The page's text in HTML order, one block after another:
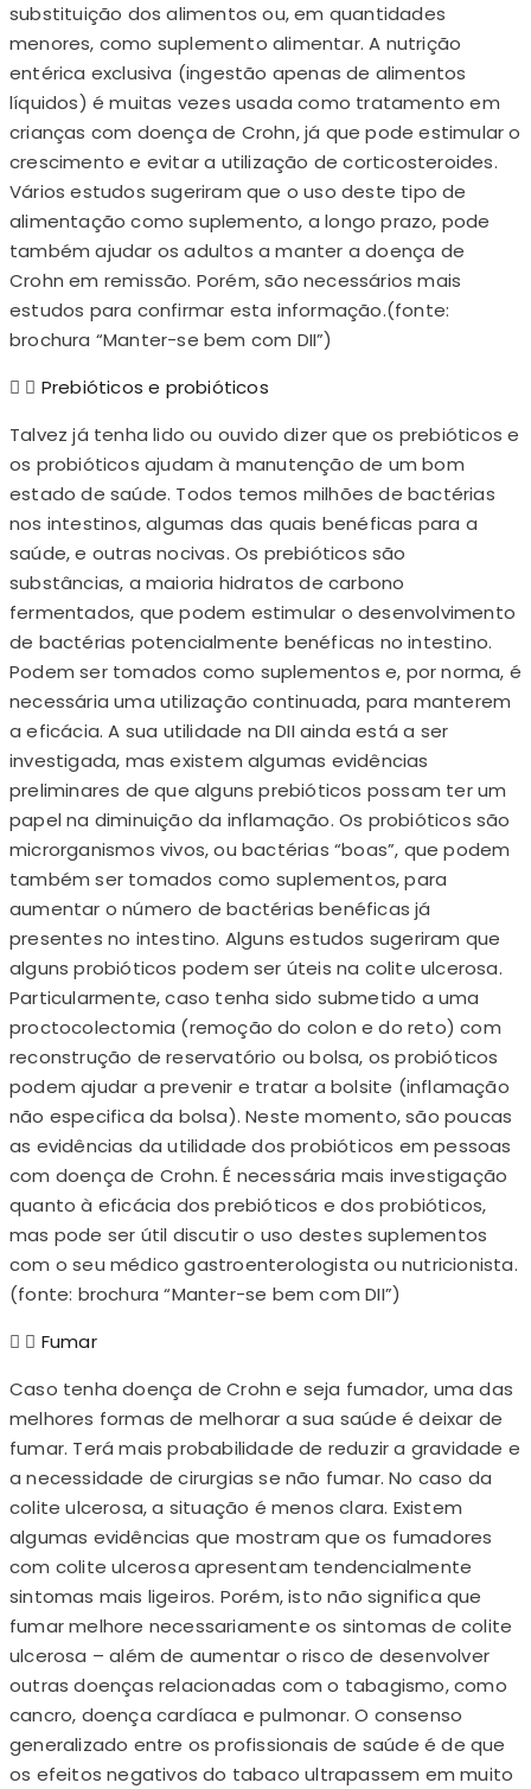
substituição dos alimentos ou, em quantidades
menores, como suplemento alimentar. A nutrição
entérica exclusiva (ingestão apenas de alimentos
líquidos) é muitas vezes usada como tratamento em
crianças com doença de Crohn, já que pode estimular o
crescimento e evitar a utilização de corticosteroides.
Vários estudos sugeriram que o uso deste tipo de
alimentação como suplemento, a longo prazo, pode
também ajudar os adultos a manter a doença de
Crohn em remissão. Porém, são necessários mais
estudos para confirmar esta informação.(fonte:
brochura “Manter-se bem com DII”)
Prebióticos e probióticos
Talvez já tenha lido ou ouvido dizer que os prebióticos e
os probióticos ajudam à manutenção de um bom
estado de saúde. Todos temos milhões de bactérias
nos intestinos, algumas das quais benéficas para a
saúde, e outras nocivas. Os prebióticos são
substâncias, a maioria hidratos de carbono
fermentados, que podem estimular o desenvolvimento
de bactérias potencialmente benéficas no intestino.
Podem ser tomados como suplementos e, por norma, é
necessária uma utilização continuada, para manterem
a eficácia. A sua utilidade na DII ainda está a ser
investigada, mas existem algumas evidências
preliminares de que alguns prebióticos possam ter um
papel na diminuição da inflamação. Os probióticos são
microrganismos vivos, ou bactérias “boas”, que podem
também ser tomados como suplementos, para
aumentar o número de bactérias benéficas já
presentes no intestino. Alguns estudos sugeriram que
alguns probióticos podem ser úteis na colite ulcerosa.
Particularmente, caso tenha sido submetido a uma
proctocolectomia (remoção do colon e do reto) com
reconstrução de reservatório ou bolsa, os probióticos
podem ajudar a prevenir e tratar a bolsite (inflamação
não especifica da bolsa). Neste momento, são poucas
as evidências da utilidade dos probióticos em pessoas
com doença de Crohn. É necessária mais investigação
quanto à eficácia dos prebióticos e dos probióticos,
mas pode ser útil discutir o uso destes suplementos
com o seu médico gastroenterologista ou nutricionista.
(fonte: brochura “Manter-se bem com DII”)
Fumar
Caso tenha doença de Crohn e seja fumador, uma das
melhores formas de melhorar a sua saúde é deixar de
fumar. Terá mais probabilidade de reduzir a gravidade e
a necessidade de cirurgias se não fumar. No caso da
colite ulcerosa, a situação é menos clara. Existem
algumas evidências que mostram que os fumadores
com colite ulcerosa apresentam tendencialmente
sintomas mais ligeiros. Porém, isto não significa que
fumar melhore necessariamente os sintomas de colite
ulcerosa – além de aumentar o risco de desenvolver
outras doenças relacionadas com o tabagismo, como
cancro, doença cardíaca e pulmonar. O consenso
generalizado entre os profissionais de saúde é de que
os efeitos negativos do tabaco ultrapassem em muito